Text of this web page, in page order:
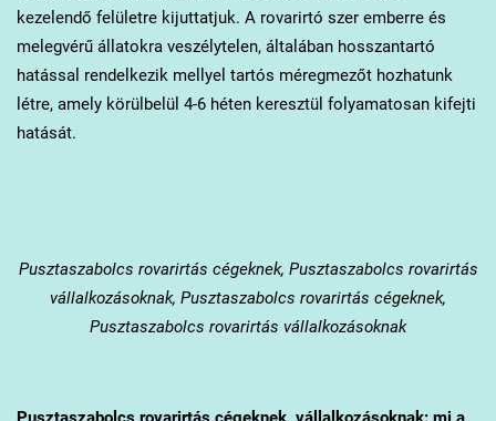
kezelendő felületre kijuttatjuk. A rovarirtó szer emberre és
melegvérű állatokra veszélytelen, általában hosszantartó
hatással rendelkezik mellyel tartós méregmezőt hozhatunk
létre, amely körülbelül 4-6 héten keresztül folyamatosan kifejti
hatását.
Pusztaszabolcs rovarirtás cégeknek, Pusztaszabolcs rovarirtás
vállalkozásoknak, Pusztaszabolcs rovarirtás cégeknek,
Pusztaszabolcs rovarirtás vállalkozásoknak